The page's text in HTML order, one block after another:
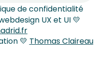
de confidentialité
UX et UI 💛
💛 Thomas Claireau